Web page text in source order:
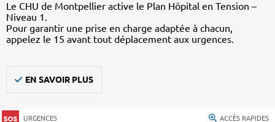
Le CHU de Montpellier active le Plan Hôpital en Tension –
Niveau 1.
Pour garantir une prise en charge adaptée à chacun,
appelez le 15 avant tout déplacement aux urgences.
EN SAVOIR PLUS
URGENCES ACCÈS RAPIDES